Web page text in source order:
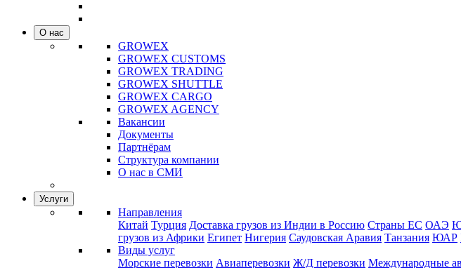
О нас
GROWEX
GROWEX CUSTOMS
GROWEX TRADING
GROWEX SHUTTLE
GROWEX CARGO
GROWEX AGENCY
Вакансии
Документы
Партнёрам
Структура компании
О нас в СМИ
Услуги
Направления
Китай Турция Доставка грузов из Индии в Россию Страны ЕС ОАЭ
грузов из Африки Египет Нигерия Саудовская Аравия Танзания ЮАР
Виды услуг
Морские перевозки Авиаперевозки Ж/Д перевозки Международные